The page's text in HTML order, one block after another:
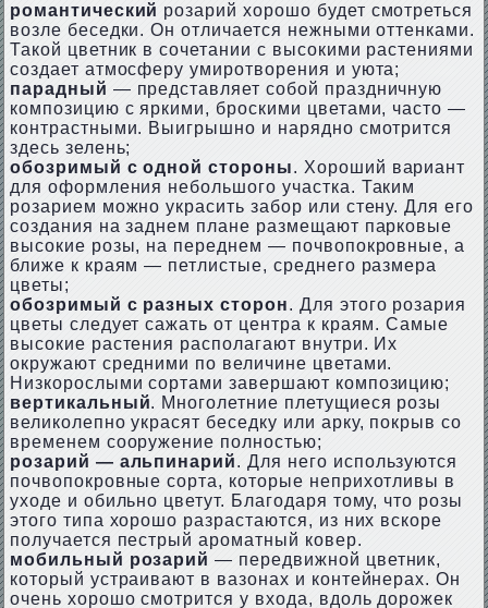
романтический розарий хорошо будет смотреться
возле беседки. Он отличается нежными оттенками.
Такой цветник в сочетании с высокими растениями
создает атмосферу умиротворения и уюта;
парадный — представляет собой праздничную
композицию с яркими, броскими цветами, часто —
контрастными. Выигрышно и нарядно смотрится
здесь зелень;
обозримый с одной стороны. Хороший вариант
для оформления небольшого участка. Таким
розарием можно украсить забор или стену. Для его
создания на заднем плане размещают парковые
высокие розы, на переднем — почвопокровные, а
ближе к краям — петлистые, среднего размера
цветы;
обозримый с разных сторон. Для этого розария
цветы следует сажать от центра к краям. Самые
высокие растения располагают внутри. Их
окружают средними по величине цветами.
Низкорослыми сортами завершают композицию;
вертикальный. Многолетние плетущиеся розы
великолепно украсят беседку или арку, покрыв со
временем сооружение полностью;
розарий — альпинарий. Для него используются
почвопокровные сорта, которые неприхотливы в
уходе и обильно цветут. Благодаря тому, что розы
этого типа хорошо разрастаются, из них вскоре
получается пестрый ароматный ковер.
мобильный розарий — передвижной цветник,
который устраивают в вазонах и контейнерах. Он
очень хорошо смотрится у входа, вдоль дорожек